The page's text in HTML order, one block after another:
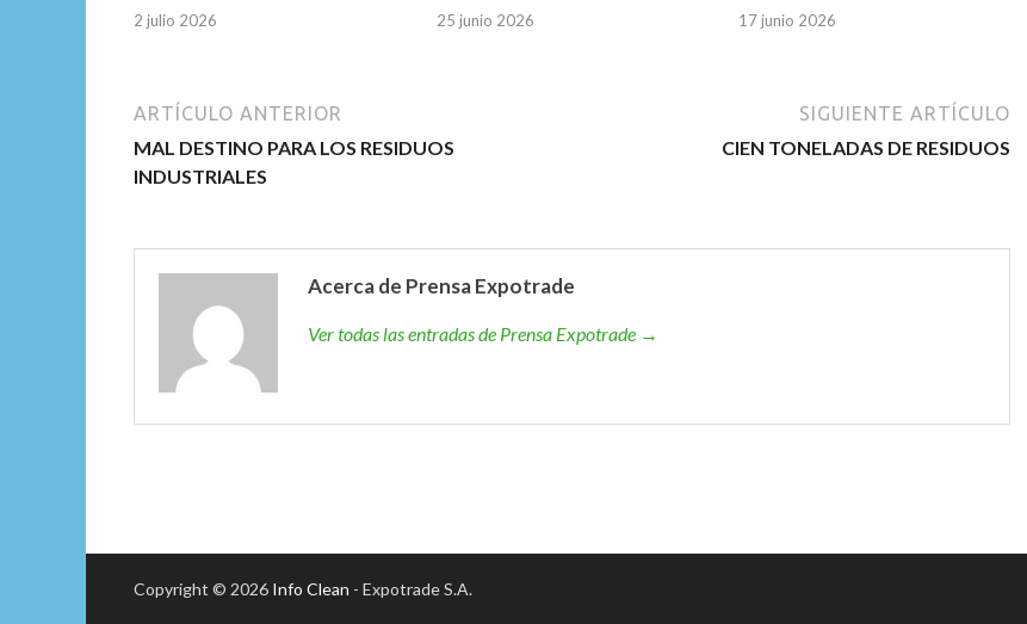
2 julio 2026 25 junio 2026 17 junio 2026
ARTÍCULO ANTERIOR
MAL DESTINO PARA LOS RESIDUOS
INDUSTRIALES
SIGUIENTE ARTÍCULO
CIEN TONELADAS DE RESIDUOS
Acerca de Prensa Expotrade
Ver todas las entradas de Prensa Expotrade →
Copyright © 2026 Info Clean - Expotrade S.A.